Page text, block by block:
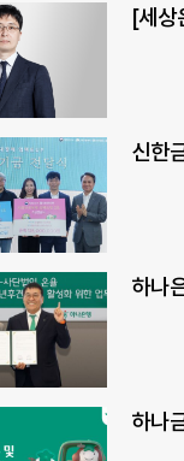
[세상
신한
하나
하나